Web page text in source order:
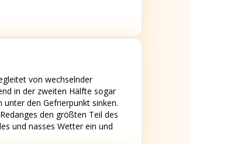
von wechselnder
in der zweiten Hälfte sogar
den Gefrierpunkt sinken.
den größten Teil des
und nasses Wetter ein und